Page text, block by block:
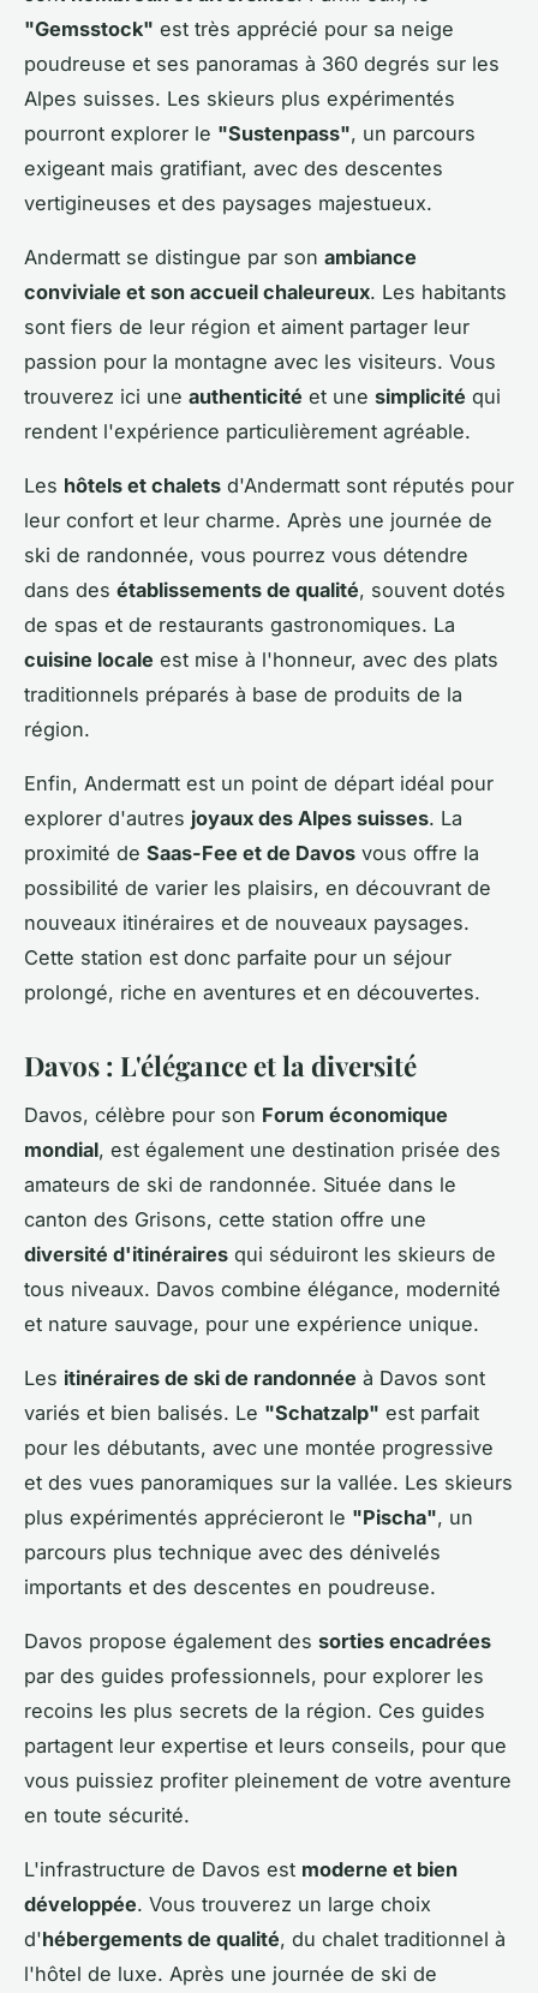
"Gemsstock" est très apprécié pour sa neige
poudreuse et ses panoramas à 360 degrés sur les
Alpes suisses. Les skieurs plus expérimentés
pourront explorer le "Sustenpass", un parcours
exigeant mais gratifiant, avec des descentes
vertigineuses et des paysages majestueux.
Andermatt se distingue par son ambiance
conviviale et son accueil chaleureux. Les habitants
sont fiers de leur région et aiment partager leur
passion pour la montagne avec les visiteurs. Vous
trouverez ici une authenticité et une simplicité qui
rendent l'expérience particulièrement agréable.
Les hôtels et chalets d'Andermatt sont réputés pour
leur confort et leur charme. Après une journée de
ski de randonnée, vous pourrez vous détendre
dans des établissements de qualité, souvent dotés
de spas et de restaurants gastronomiques. La
cuisine locale est mise à l'honneur, avec des plats
traditionnels préparés à base de produits de la
région.
Enfin, Andermatt est un point de départ idéal pour
explorer d'autres joyaux des Alpes suisses. La
proximité de Saas-Fee et de Davos vous offre la
possibilité de varier les plaisirs, en découvrant de
nouveaux itinéraires et de nouveaux paysages.
Cette station est donc parfaite pour un séjour
prolongé, riche en aventures et en découvertes.
Davos : L'élégance et la diversité
Davos, célèbre pour son Forum économique
mondial, est également une destination prisée des
amateurs de ski de randonnée. Située dans le
canton des Grisons, cette station offre une
diversité d'itinéraires qui séduiront les skieurs de
tous niveaux. Davos combine élégance, modernité
et nature sauvage, pour une expérience unique.
Les itinéraires de ski de randonnée à Davos sont
variés et bien balisés. Le "Schatzalp" est parfait
pour les débutants, avec une montée progressive
et des vues panoramiques sur la vallée. Les skieurs
plus expérimentés apprécieront le "Pischa", un
parcours plus technique avec des dénivelés
importants et des descentes en poudreuse.
Davos propose également des sorties encadrées
par des guides professionnels, pour explorer les
recoins les plus secrets de la région. Ces guides
partagent leur expertise et leurs conseils, pour que
vous puissiez profiter pleinement de votre aventure
en toute sécurité.
L'infrastructure de Davos est moderne et bien
développée. Vous trouverez un large choix
d'hébergements de qualité, du chalet traditionnel à
l'hôtel de luxe. Après une journée de ski de